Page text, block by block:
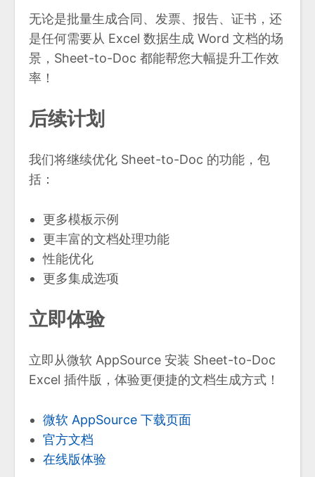
无论是批量生成合同、发票、报告、证书，还
是任何需要从 Excel 数据生成 Word 文档的场
景，Sheet-to-Doc 都能帮您大幅提升工作效
率！
后续计划
我们将继续优化 Sheet-to-Doc 的功能，包
括：
更多模板示例
更丰富的文档处理功能
性能优化
更多集成选项
立即体验
立即从微软 AppSource 安装 Sheet-to-Doc
Excel 插件版，体验更便捷的文档生成方式！
微软 AppSource 下载页面
官方文档
在线版体验